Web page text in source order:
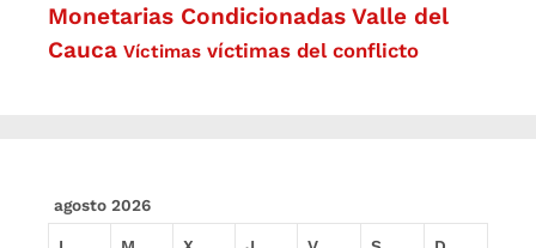
Monetarias Condicionadas Valle del
Cauca Víctimas víctimas del conflicto
agosto 2026